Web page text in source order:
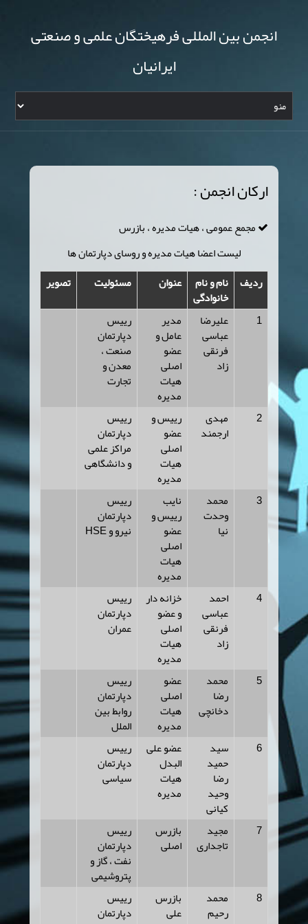
انجمن بین المللی فرهیختگان علمی و صنعتی
ایرانیان
ارکان انجمن :
مجمع عمومی ، هیات مدیره ، بازرس
لیست اعضا هیات مدیره و روسای دپارتمان ها
ردیف نام و نام
خانوادگی
عنوان مسئولیت
تصویر
1
علیرضا
عباسی
فرنقی
زاد
مدیر
عامل و
عضو
اصلی
هیات
مدیره
رییس
دپارتمان
صنعت ،
معدن و
تجارت
2
مهدی
ارجمند
رییس و
عضو
اصلی
هیات
مدیره
رییس
دپارتمان
مراکز علمی
و دانشگاهی
3
محمد
وحدت
نیا
نایب
رییس و
عضو
اصلی
هیات
مدیره
رییس
دپارتمان
نیرو و HSE
4 احمد
عباسی
فرنقی
زاد
خزانه دار
و عضو
اصلی
هیات
مدیره
رییس
دپارتمان
عمران
5 محمد
رضا
دخانچی
عضو
اصلی
هیات
مدیره
رییس
دپارتمان
روابط بین
الملل
6
سید
حمید
رضا
وحید
کیانی
عضو علی
البدل
هیات
مدیره
رییس
دپارتمان
سیاسی
7 مجید
تاجداری
بازرس
اصلی
رییس
دپارتمان
نفت ، گاز و
پتروشیمی
8
محمد
رحیم
بازرس
علی
رییس
دپارتمان